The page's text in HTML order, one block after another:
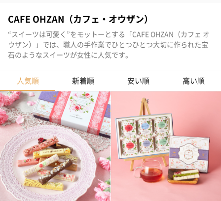
CAFE OHZAN（カフェ・オウザン）
“スイーツは可愛く”をモットーとする「CAFE OHZAN（カフェ オ
ウザン）」では、職人の手作業でひとつひとつ大切に作られた宝
石のようなスイーツが女性に人気です。
人気順 新着順 安い順 高い順